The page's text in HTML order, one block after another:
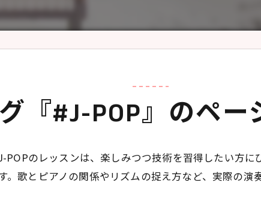
『#J-POP』のペー
のレッスンは、楽しみつつ技術を習得したい方
。歌とピアノの関係やリズムの捉え方など、実際の